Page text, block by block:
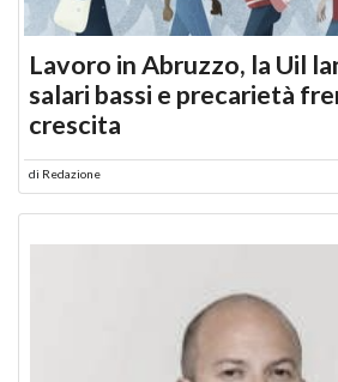
Lavoro in Abruzzo, la Uil
salari bassi e precarietà
crescita
di Redazione